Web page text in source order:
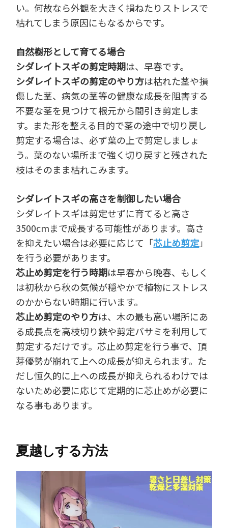
い。何故なら外観を大きく損ねたりストレスで
枯れてしまう原因にもなるからです。
自然樹形として育てる場合
シダレイトスギの剪定時期は、早春です。
シダレイトスギの剪定のやり方は枯れた茎や損
傷した茎、病気の茎等の健康な成長を阻害する
不要な茎を見つけて根元から間引き剪定しま
す。また形を整える目的で茎の途中で切り戻し
剪定する場合は、必ず葉の上で剪定しましょ
う。葉のない場所まで強く切り戻すと残された
枝はそのまま枯れこみます。
シダレイトスギの高さを制御したい場合
シダレイトスギは剪定せずに育てると高さ
3500cmまで成長する可能性があります。高さ
を抑えたい場合は必要に応じて「芯止め剪定」
を行う必要があります。
芯止め剪定を行う時期は早春から晩春、もしく
は初秋から秋の気候が穏やかで植物にストレス
のかからない時期に行います。
芯止め剪定のやり方は、木の最も高い場所にあ
る成長点を高枝切り鋏や剪定バサミを利用して
剪定するだけです。芯止め剪定を行う事で、頂
芽優勢が崩れて上への成長が抑えられます。た
だし恒久的に上への成長が抑えられるわけでは
ないため必要に応じて定期的に芯止めが必要に
なる事もあります。
夏越しする方法